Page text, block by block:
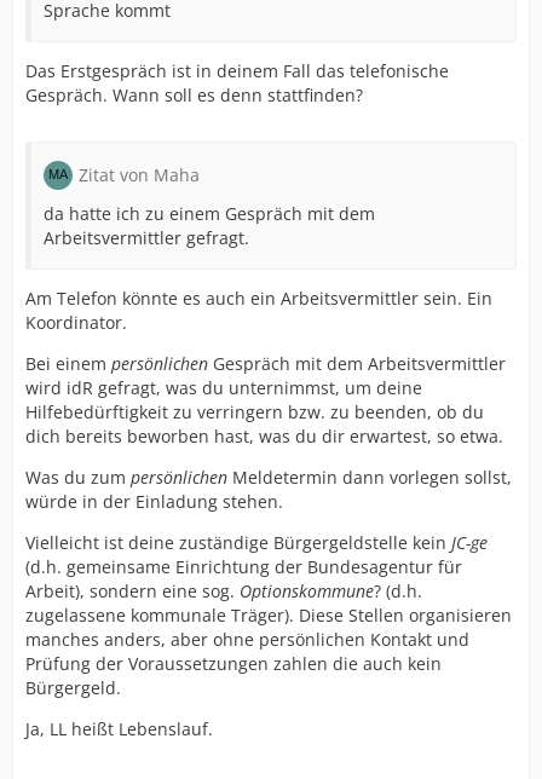
Sprache kommt
Das Erstgespräch ist in deinem Fall das telefonische
Gespräch. Wann soll es denn stattfinden?
Zitat von Maha
da hatte ich zu einem Gespräch mit dem
Arbeitsvermittler gefragt.
Am Telefon könnte es auch ein Arbeitsvermittler sein. Ein
Koordinator.
Bei einem persönlichen Gespräch mit dem Arbeitsvermittler
wird idR gefragt, was du unternimmst, um deine
Hilfebedürftigkeit zu verringern bzw. zu beenden, ob du
dich bereits beworben hast, was du dir erwartest, so etwa.
Was du zum persönlichen Meldetermin dann vorlegen sollst,
würde in der Einladung stehen.
Vielleicht ist deine zuständige Bürgergeldstelle kein JC-ge
(d.h. gemeinsame Einrichtung der Bundesagentur für
Arbeit), sondern eine sog. Optionskommune? (d.h.
zugelassene kommunale Träger). Diese Stellen organisieren
manches anders, aber ohne persönlichen Kontakt und
Prüfung der Voraussetzungen zahlen die auch kein
Bürgergeld.
Ja, LL heißt Lebenslauf.